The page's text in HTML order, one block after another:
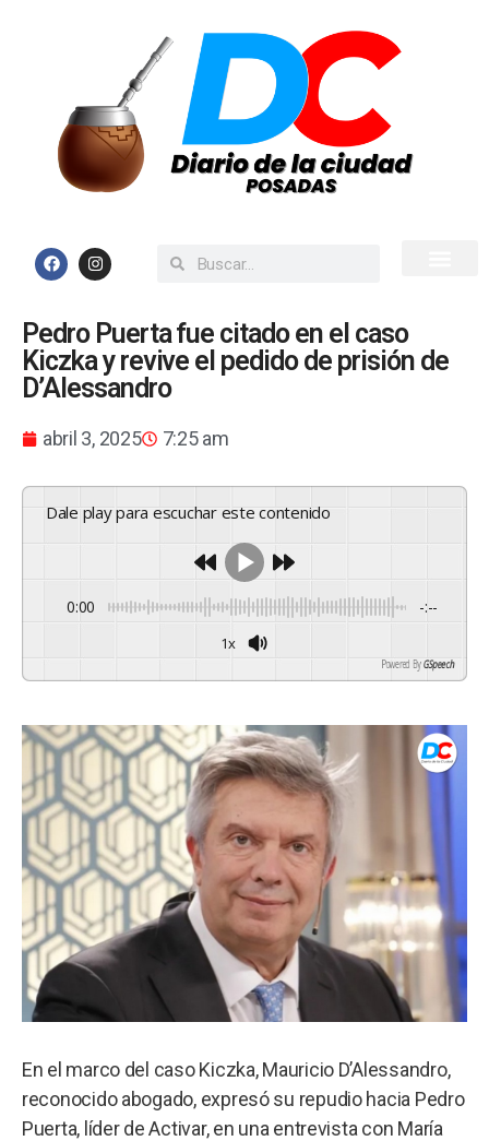
Pedro Puerta fue citado en el caso
Kiczka y revive el pedido de prisión de
D’Alessandro
abril 3, 2025 7:25 am
Dale play para escuchar este contenido
0:00 -:--
1x
Powered By GSpeech
En el marco del caso Kiczka, Mauricio D’Alessandro,
reconocido abogado, expresó su repudio hacia Pedro
Puerta, líder de Activar, en una entrevista con María